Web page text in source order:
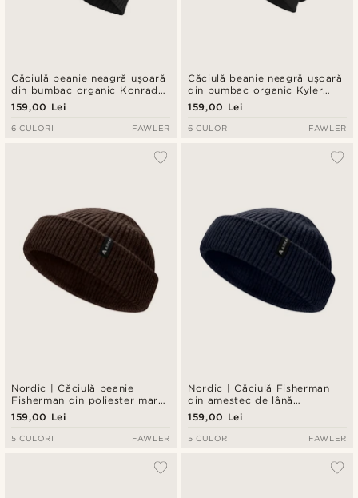
Căciulă beanie neagră ușoară
din bumbac organic Konrad
Kite
159,00 Lei
6 CULORI FAWLER
Căciulă beanie neagră ușoară
din bumbac organic Kyler
Kite
159,00 Lei
6 CULORI FAWLER
Nordic | Căciulă beanie
Fisherman din poliester maro
închis
159,00 Lei
5 CULORI FAWLER
Nordic | Căciulă Fisherman
din amestec de lână
bleumarin
159,00 Lei
5 CULORI FAWLER